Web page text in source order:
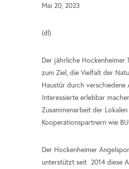
Mai 20, 2023
(dl)
Der jährliche Hockenheimer
zum Ziel, die Vielfalt der
Haustür durch verschiedene
Interessierte erlebbar
Zusammenarbeit der
Kooperationspartnern wie
Der Hockenheimer
unterstützt seit 2014 diese